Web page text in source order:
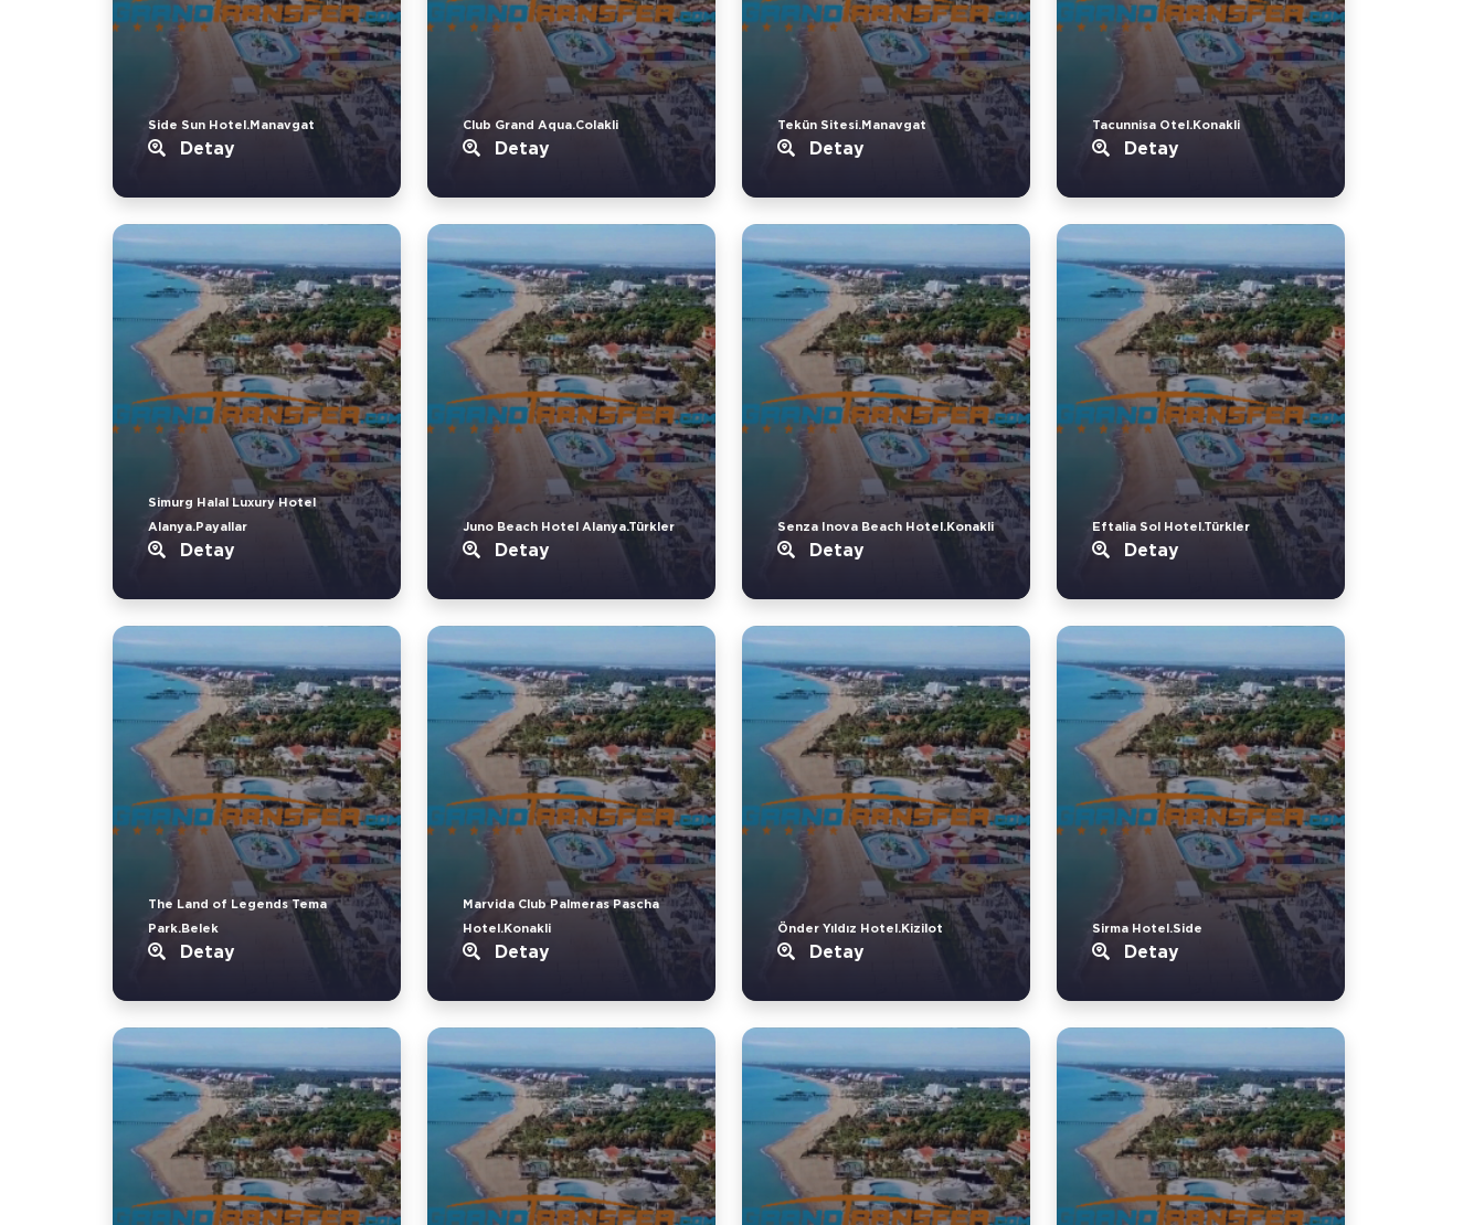
Side Sun Hotel.Manavgat
Detay
Club Grand Aqua.Colakli
Detay
Tekün Sitesi.Manavgat
Detay
Tacunnisa Otel.Konakli
Detay
Simurg Halal Luxury Hotel
Alanya.Payallar
Detay
Juno Beach Hotel Alanya.Türkler
Detay
Senza Inova Beach Hotel.Konakli
Detay
Eftalia Sol Hotel.Türkler
Detay
The Land of Legends Tema
Park.Belek
Detay
Marvida Club Palmeras Pascha
Hotel.Konakli
Detay
Önder Yıldız Hotel.Kizilot
Detay
Sirma Hotel.Side
Detay